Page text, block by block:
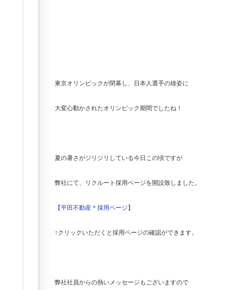
東京オリンピックが閉幕し、日本人選手の雄姿に
大変心動かされたオリンピック期間でしたね！
夏の暑さがジリジリしている今日この頃ですが
弊社にて、リクルート採用ページを開設致しました。
【平田不動産＊採用ページ】
↑クリックいただくと採用ページの確認ができます。
弊社社員からの熱いメッセージもございますので